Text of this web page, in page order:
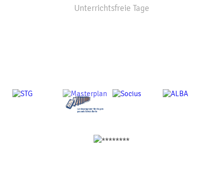
Unterrichtsfreie Tage